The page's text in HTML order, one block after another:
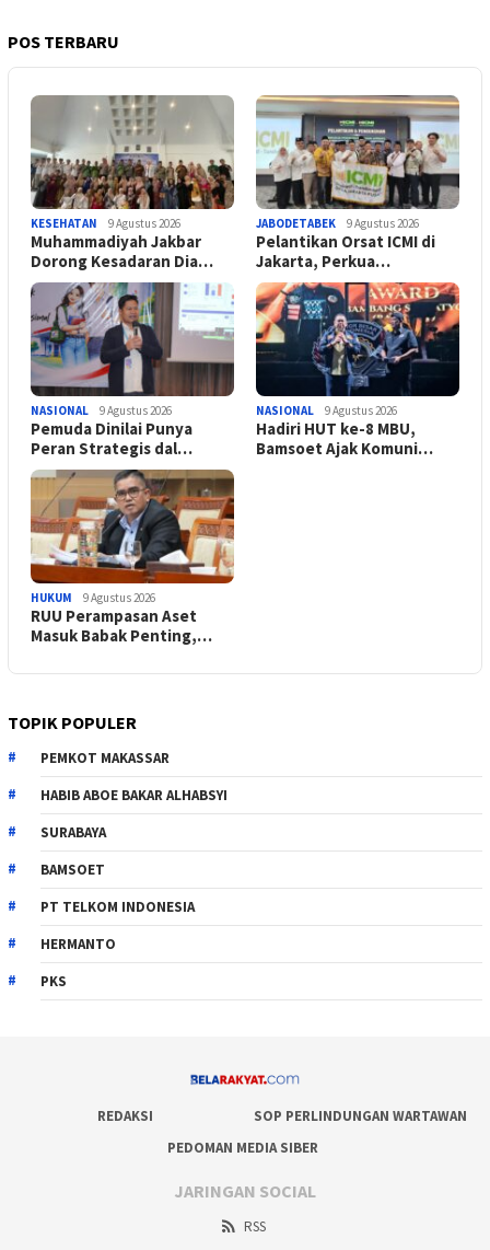
POS TERBARU
KESEHATAN 9 Agustus 2026
Muhammadiyah Jakbar
Dorong Kesadaran Dia…
JABODETABEK 9 Agustus 2026
Pelantikan Orsat ICMI di
Jakarta, Perkua…
NASIONAL 9 Agustus 2026
Pemuda Dinilai Punya
Peran Strategis dal…
NASIONAL 9 Agustus 2026
Hadiri HUT ke-8 MBU,
Bamsoet Ajak Komuni…
HUKUM 9 Agustus 2026
RUU Perampasan Aset
Masuk Babak Penting,…
TOPIK POPULER
PEMKOT MAKASSAR
HABIB ABOE BAKAR ALHABSYI
SURABAYA
BAMSOET
PT TELKOM INDONESIA
HERMANTO
PKS
REDAKSI
SOP PERLINDUNGAN WARTAWAN
PEDOMAN MEDIA SIBER
JARINGAN SOCIAL
RSS